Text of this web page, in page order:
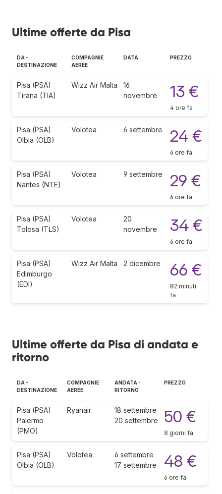
Ultime offerte da Pisa
DA -
DESTINAZIONE
COMPAGNIE
AEREE
DATA PREZZO
Pisa (PSA)
Tirana (TIA)
Wizz Air Malta
16
novembre
13 €
4 ore fa
Pisa (PSA)
Olbia (OLB)
Volotea 6 settembre 24 €
6 ore fa
Pisa (PSA)
Nantes (NTE)
Volotea 9 settembre 29 €
6 ore fa
Pisa (PSA)
Tolosa (TLS)
Volotea
20
novembre
34 €
6 ore fa
Pisa (PSA)
Edimburgo
(EDI)
Wizz Air Malta 2 dicembre 66 €
82 minuti
fa
Ultime offerte da Pisa di andata e
ritorno
DA -
DESTINAZIONE
COMPAGNIE
AEREE
ANDATA -
RITORNO
PREZZO
Pisa (PSA)
Palermo
(PMO)
Ryanair
18 settembre
20 settembre
50 €
8 giorni fa
Pisa (PSA)
Olbia (OLB)
Volotea
6 settembre
17 settembre
48 €
6 ore fa